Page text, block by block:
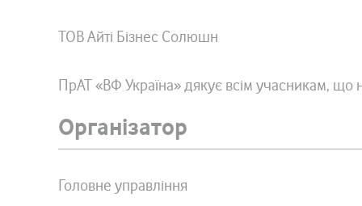
ТОВ Айті Бізнес Солюшн
ПрАТ «ВФ Україна» дякує всім учасникам, що
Організатор
Головне управління